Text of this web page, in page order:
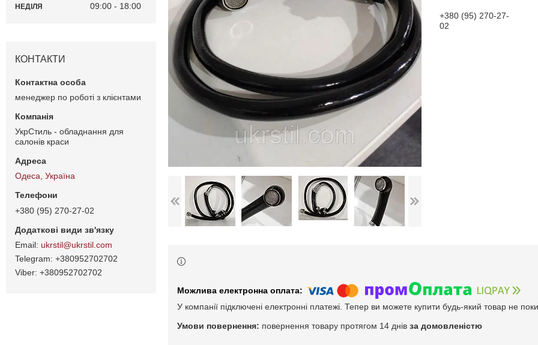
+380 (95) 270-27-
02
У компанії підключені електронні платежі. Тепер ви можете купити будь-який товар не
повернення товару протягом 14 днів за домовленістю
НЕДІЛЯ 09:00 18:00
КОНТАКТИ
менеджер по роботі з клієнтами
УкрСтиль - обладнання для
салонів краси
Одеса, Україна
+380 (95) 270-27-02
ukrstil@ukrstil.com
+380952702702
+380952702702